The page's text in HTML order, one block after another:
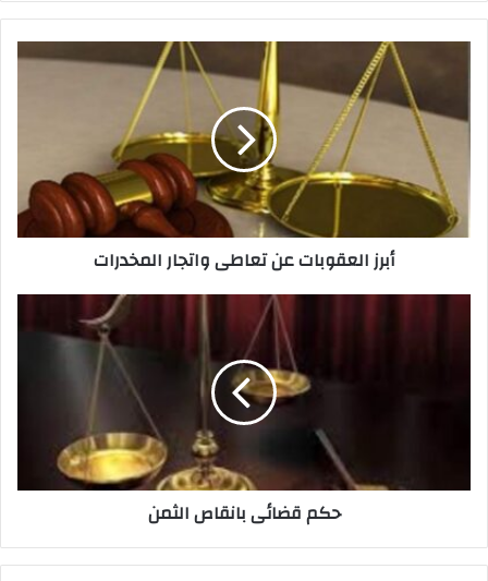
تعاطى
المخدرات
أبرز العقوبات عن تعاطى واتجار المخدرات
حكم قضائى بانقاص الثمن